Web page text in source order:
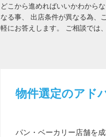
どこから進めればいいかわから
なる事、 出店条件が異なる為、
軽にお答えします。 ご相談では
物件選定のアド
パン・ベーカリー店舗を